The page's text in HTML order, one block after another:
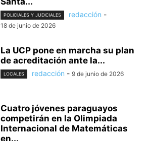
POLICIALES Y JUDICIALES redacción -
18 de junio de 2026
La UCP pone en marcha su plan
de acreditación ante la...
LOCALES redacción - 9 de junio de 2026
Cuatro jóvenes paraguayos
competirán en la Olimpiada
Internacional de Matemáticas
en...